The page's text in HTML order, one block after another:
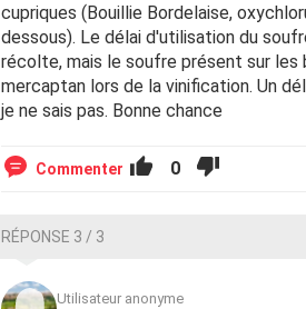
cupriques (Bouillie Bordelaise,
dessous). Le délai d'utilisation du
récolte, mais le soufre présent sur
mercaptan lors de la vinification. Un
je ne sais pas. Bonne chance
Commenter 0
RÉPONSE 3 / 3
Utilisateur anonyme